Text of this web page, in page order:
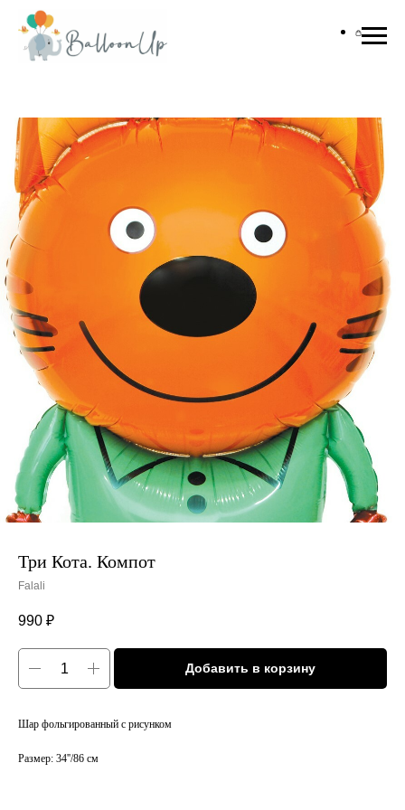
Три Кота. Компот
Falali
990 ₽
Добавить в корзину
Шар фольгированный с рисунком
Размер: 34''/86 см